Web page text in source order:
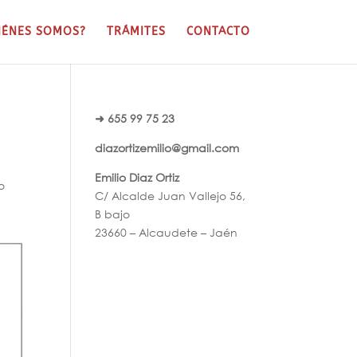
SOMOS? TRÁMITES CONTACTO
➜ 655 99 75 23
diazortizemilio@gmail.com
Emilio Diaz Ortiz
C/ Alcalde Juan Vallejo 56,
B bajo
23660 – Alcaudete – Jaén